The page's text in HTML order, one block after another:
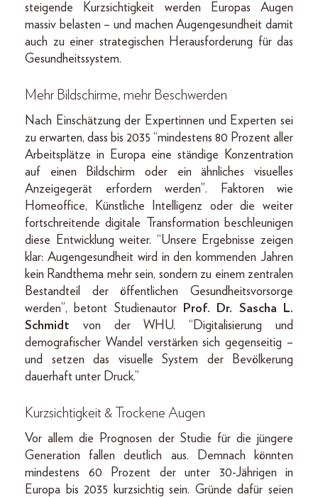
steigende Kurzsichtigkeit werden Europas Augen
massiv belasten – und machen Augengesundheit damit
auch zu einer strategischen Herausforderung für das
Gesundheitssystem.
Mehr Bildschirme, mehr Beschwerden
Nach Einschätzung der Expertinnen und Experten sei
zu erwarten, dass bis 2035 “mindestens 80 Prozent aller
Arbeitsplätze in Europa eine ständige Konzentration
auf einen Bildschirm oder ein ähnliches visuelles
Anzeigegerät erfordern werden”. Faktoren wie
Homeoffice, Künstliche Intelligenz oder die weiter
fortschreitende digitale Transformation beschleunigen
diese Entwicklung weiter. “Unsere Ergebnisse zeigen
klar: Augengesundheit wird in den kommenden Jahren
kein Randthema mehr sein, sondern zu einem zentralen
Bestandteil der öffentlichen Gesundheitsvorsorge
werden”, betont Studienautor
Prof. Dr. Sascha L.
Schmidt von der WHU. “Digitalisierung und
demografischer Wandel verstärken sich gegenseitig –
und setzen das visuelle System der Bevölkerung
dauerhaft unter Druck.”
Kurzsichtigkeit & Trockene Augen
Vor allem die Prognosen der Studie für die jüngere
Generation fallen deutlich aus. Demnach könnten
mindestens 60 Prozent der unter 30-Jährigen in
Europa bis 2035 kurzsichtig sein. Gründe dafür seien